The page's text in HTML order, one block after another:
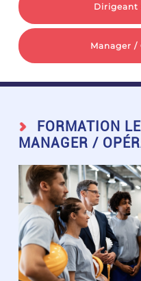
Dirigeant
Manager /
FORMATION
MANAGER /